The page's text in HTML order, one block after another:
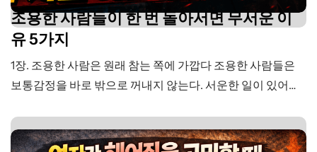
조용한 사람들이 한 번 돌아서면 무서운 이
유 5가지
1장. 조용한 사람은 원래 참는 쪽에 가깝다 조용한 사람들은
보통감정을 바로 밖으로 꺼내지 않는다. 서운한 일이 있어도
몰아붙이기보다그럴 수도 있겠다고 넘기려 한다. 그래서 많
은 사람들이조용한 사람을 보며이렇게 생각한다. “원래 무던